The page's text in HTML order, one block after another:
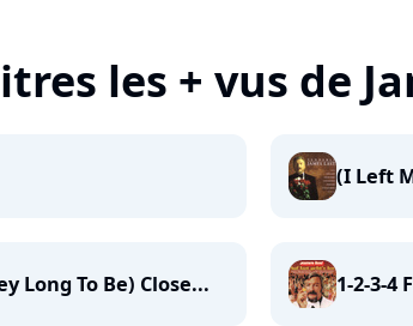
les + vus de
(I Left
Long To Be) Close... 1-2-3-4